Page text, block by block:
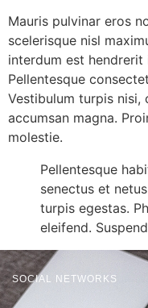
Mauris pulvinar eros
scelerisque nisl
interdum est
Pellentesque
Vestibulum turpis nisi,
accumsan magna.
molestie.
Pellentesque
senectus et
turpis egestas.
eleifend.
SOCIAL NETWORKS